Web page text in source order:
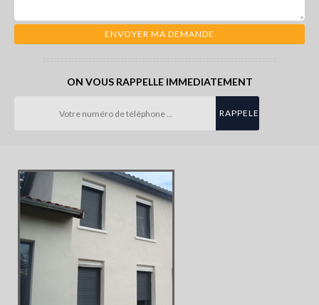
ON VOUS RAPPELLE IMMEDIATEMENT